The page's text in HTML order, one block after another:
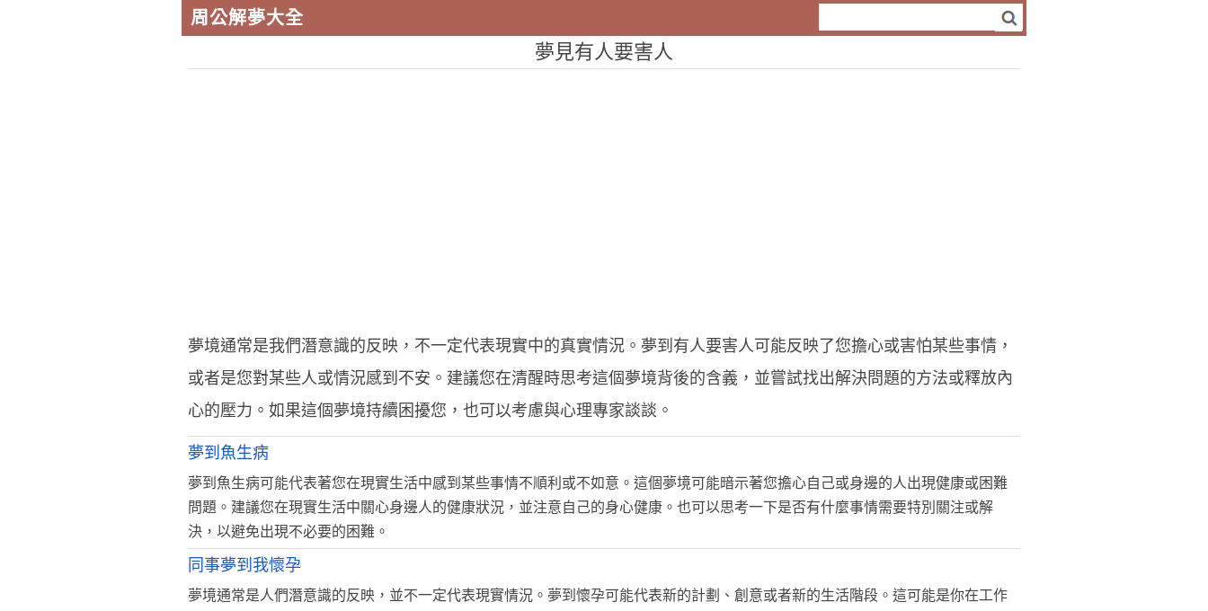
周公解夢大全
夢見有人要害人
夢境通常是我們潛意識的反映，不一定代表現實中的真實情況。夢到有人要害人可能反映了您擔心或害怕某些事情，
或者是您對某些人或情況感到不安。建議您在清醒時思考這個夢境背後的含義，並嘗試找出解決問題的方法或釋放內
心的壓力。如果這個夢境持續困擾您，也可以考慮與心理專家談談。
夢到魚生病
夢到魚生病可能代表著您在現實生活中感到某些事情不順利或不如意。這個夢境可能暗示著您擔心自己或身邊的人出現健康或困難
問題。建議您在現實生活中關心身邊人的健康狀況，並注意自己的身心健康。也可以思考一下是否有什麼事情需要特別關注或解
決，以避免出現不必要的困難。
同事夢到我懷孕
夢境通常是人們潛意識的反映，並不一定代表現實情況。夢到懷孕可能代表新的計劃、創意或者新的生活階段。這可能是你在工作